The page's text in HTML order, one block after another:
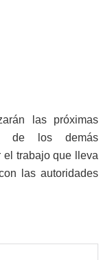
las próximas
de los demás
el trabajo que lleva
las autoridades